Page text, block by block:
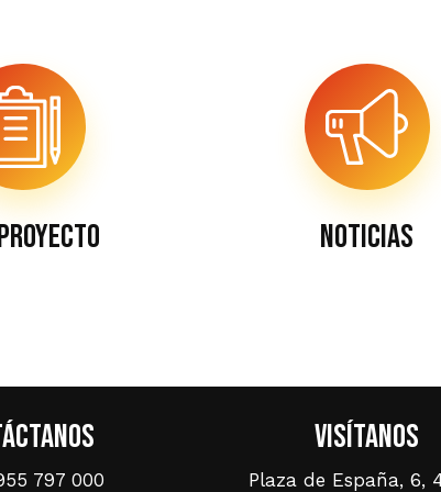
Noticias
797 000
Visítanos
Plaza de España, 6,